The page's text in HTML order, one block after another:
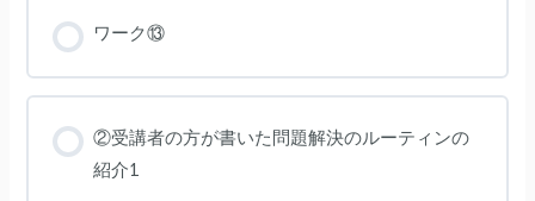
ワーク⑬
②受講者の方が書いた問題解決のルーティンの
紹介1